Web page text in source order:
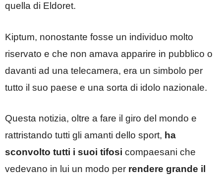
quella di Eldoret.
Kiptum, nonostante fosse un individuo molto
riservato e che non amava apparire in pubblico o
davanti ad una telecamera, era un simbolo per
tutto il suo paese e una sorta di idolo nazionale.
Questa notizia, oltre a fare il giro del mondo e
rattristando tutti gli amanti dello sport, ha
sconvolto tutti i suoi tifosi compaesani che
vedevano in lui un modo per rendere grande il